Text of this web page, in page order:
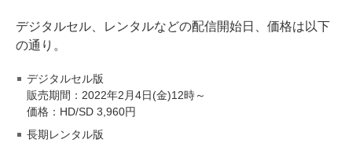
デジタルセル、レンタルなどの配信開始日、価格は以下
の通り。
デジタルセル版
販売期間：2022年2月4日(金)12時～
価格：HD/SD 3,960円
長期レンタル版